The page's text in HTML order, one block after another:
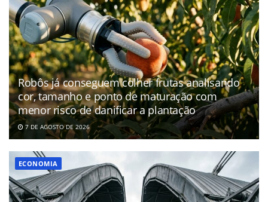
Robôs já conseguem colher frutas analisando
cor, tamanho e ponto de maturação com
menor risco de danificar a plantação
7 DE AGOSTO DE 2026
ECONOMIA